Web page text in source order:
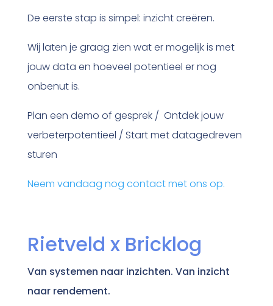
De eerste stap is simpel: inzicht creëren.
Wij laten je graag zien wat er mogelijk is met
jouw data en hoeveel potentieel er nog
onbenut is.
Plan een demo of gesprek / Ontdek jouw
verbeterpotentieel / Start met datagedreven
sturen
Neem vandaag nog contact met ons op.
Rietveld x Bricklog
Van systemen naar inzichten. Van inzicht
naar rendement.